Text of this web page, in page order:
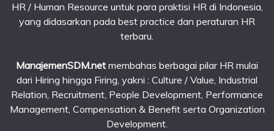
HR / Human Resource untuk para praktisi HR di Indonesia,
yang didasarkan pada best practice dan peraturan HR
terbaru.
ManajemenSDM.net membahas berbagai pilar HR mulai
dari Hiring hingga Firing, yakni : Culture / Value, Industrial
Relation, Recruitment, People Development, Performance
Management, Compensation & Benefit serta Organization
Development.